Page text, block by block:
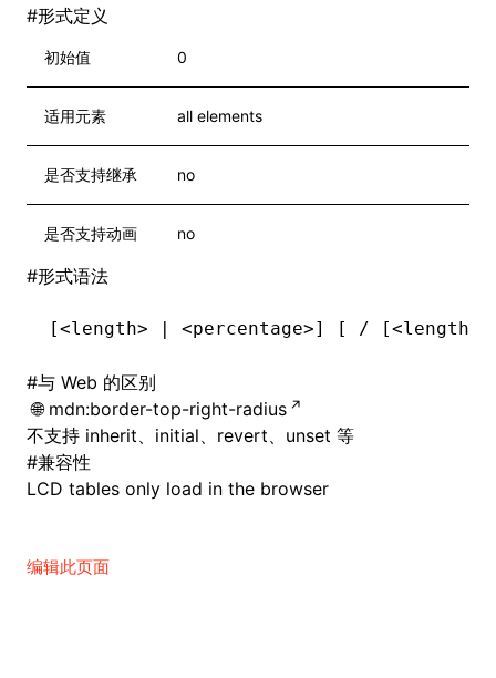
#形式定义
初始值 0
适用元素 all elements
是否支持继承 no
是否支持动画 no
#形式语法
[<length> | <percentage>] [ / [<length>
#与 Web 的区别
mdn:border-top-right-radius
不支持 inherit、initial、revert、unset 等
#兼容性
LCD tables only load in the browser
编辑此页面